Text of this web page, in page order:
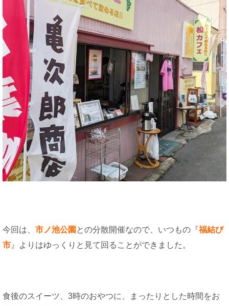
今回は、 市ノ池公園 との分散開催なので、いつもの『福結び
市 』よりはゆっくりと見て回ることができました。
食後のスイーツ、3時のおやつに、まったりとした時間をお